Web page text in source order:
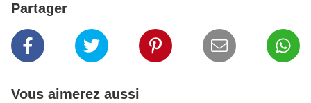
Partager
Vous aimerez aussi